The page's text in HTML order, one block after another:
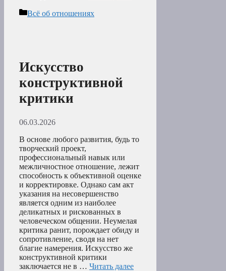
Рубрики
Всё об отношениях
Искусство
конструктивной
критики
06.03.2026
В основе любого развития, будь то
творческий проект,
профессиональный навык или
межличностное отношение, лежит
способность к объективной оценке
и корректировке. Однако сам акт
указания на несовершенство
является одним из наиболее
деликатных и рискованных в
человеческом общении. Неумелая
критика ранит, порождает обиду и
сопротивление, сводя на нет
благие намерения. Искусство же
конструктивной критики
заключается не в … Читать далее